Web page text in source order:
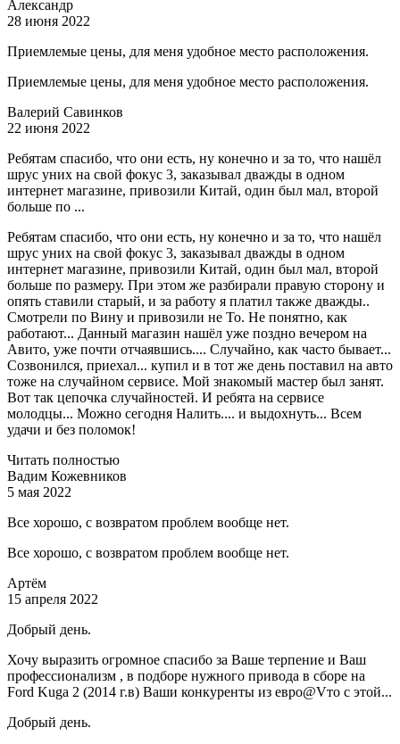
Александр
28 июня 2022
Приемлемые цены, для меня удобное место расположения.
Приемлемые цены, для меня удобное место расположения.
Валерий Савинков
22 июня 2022
Ребятам спасибо, что они есть, ну конечно и за то, что нашёл
шрус уних на свой фокус 3, заказывал дважды в одном
интернет магазине, привозили Китай, один был мал, второй
больше по ...
Ребятам спасибо, что они есть, ну конечно и за то, что нашёл
шрус уних на свой фокус 3, заказывал дважды в одном
интернет магазине, привозили Китай, один был мал, второй
больше по размеру. При этом же разбирали правую сторону и
опять ставили старый, и за работу я платил также дважды..
Смотрели по Вину и привозили не То. Не понятно, как
работают... Данный магазин нашёл уже поздно вечером на
Авито, уже почти отчаявшись.... Случайно, как часто бывает...
Созвонился, приехал... купил и в тот же день поставил на авто
тоже на случайном сервисе. Мой знакомый мастер был занят.
Вот так цепочка случайностей. И ребята на сервисе
молодцы... Можно сегодня Налить.... и выдохнуть... Всем
удачи и без поломок!
Читать полностью
Вадим Кожевников
5 мая 2022
Все хорошо, с возвратом проблем вообще нет.
Все хорошо, с возвратом проблем вообще нет.
Артём
15 апреля 2022
Добрый день.
Хочу выразить огромное спасибо за Ваше терпение и Ваш
профессионализм , в подборе нужного привода в сборе на
Ford Kuga 2 (2014 г.в) Ваши конкуренты из евро@Vто с этой...
Добрый день.